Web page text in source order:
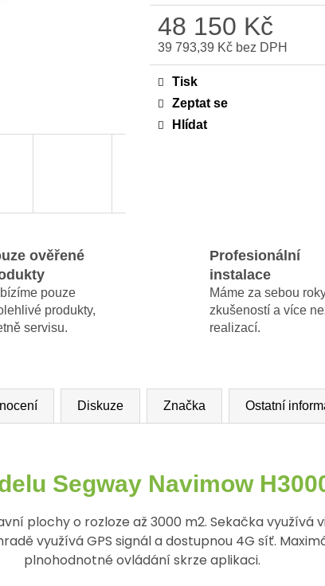
48 150 Kč
39 793,39 Kč bez DPH
Měrná
cena:
Tisk
Zeptat se
Hlídat
ověřené
pouze
produkty,
servisu.
Profesionální
instalace
Máme za sebou
zkušeností a více
realizací.
Diskuze Značka Ostatní
Segway Navimow
plochy o rozloze až 3000 m2. Sekačka
využívá GPS signál a dostupnou 4G síť.
plnohodnotné ovládání skrze aplikaci.
LUBA MINI A YUKA MINI
/ GARÁŽ 2026
MAMMOTION
1500 + DÁREK V
ZDARMA
44 990 Kč